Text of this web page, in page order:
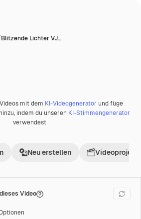
Blitzende Lichter VJ…
mit dem KI-Videogenerator und füge
indem du unseren KI-Stimmengenerator
verwendest
Neu erstellen Videoprojekt
Video